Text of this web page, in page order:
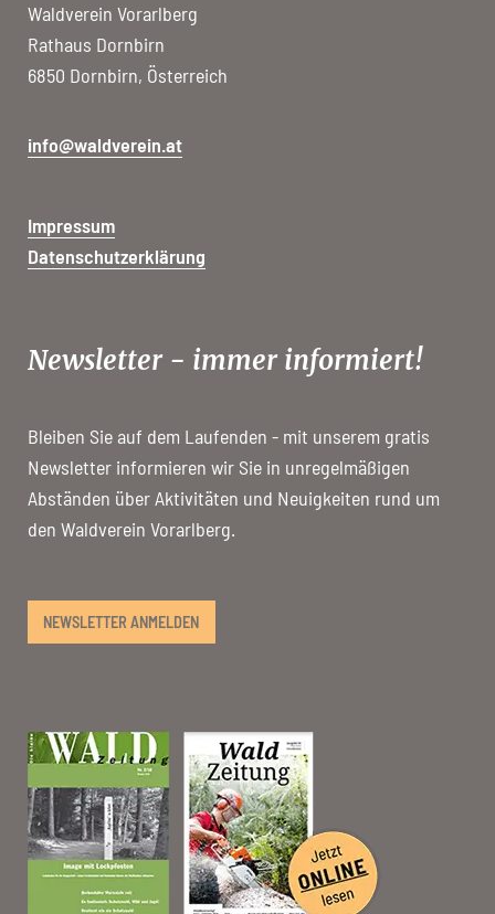
Waldverein Vorarlberg
Rathaus Dornbirn
6850 Dornbirn, Österreich
info@waldverein.at
Impressum
Datenschutzerklärung
Newsletter - immer informiert!
Bleiben Sie auf dem Laufenden - mit unserem gratis
Newsletter informieren wir Sie in unregelmäßigen
Abständen über Aktivitäten und Neuigkeiten rund um
den Waldverein Vorarlberg.
NEWSLETTER ANMELDEN